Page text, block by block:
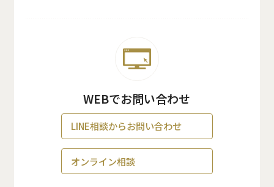
WEBでお問い合わせ
LINE相談からお問い合わせ
オンライン相談